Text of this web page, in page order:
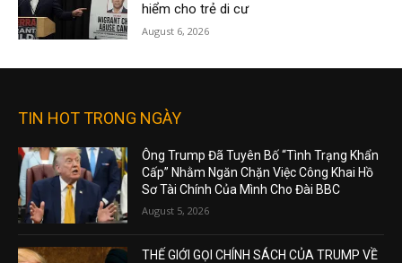
hiểm cho trẻ di cư
August 6, 2026
TIN HOT TRONG NGÀY
Ông Trump Đã Tuyên Bố “Tình Trạng Khẩn
Cấp” Nhằm Ngăn Chặn Việc Công Khai Hồ
Sơ Tài Chính Của Mình Cho Đài BBC
August 5, 2026
THẾ GIỚI GỌI CHÍNH SÁCH CỦA TRUMP VỀ